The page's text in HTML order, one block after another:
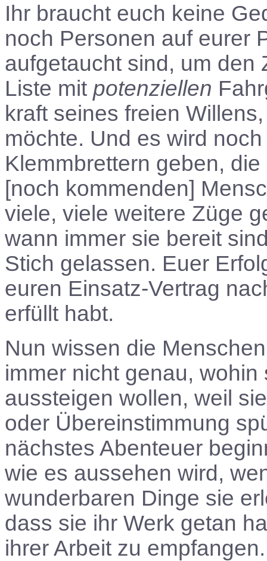
Ihr braucht euch keine
noch Personen auf eurer
aufgetaucht sind, um den
Liste mit potenziellen
kraft seines freien
möchte. Und es wird
Klemmbrettern geben,
[noch kommenden]
viele, viele weitere Züge
wann immer sie bereit
Stich gelassen. Euer
euren Einsatz-Vertrag
erfüllt habt.
Nun wissen die
immer nicht genau,
aussteigen wollen, weil
oder Übereinstimmung
nächstes Abenteuer
wie es aussehen wird,
wunderbaren Dinge sie
dass sie ihr Werk getan
ihrer Arbeit zu empfangen.